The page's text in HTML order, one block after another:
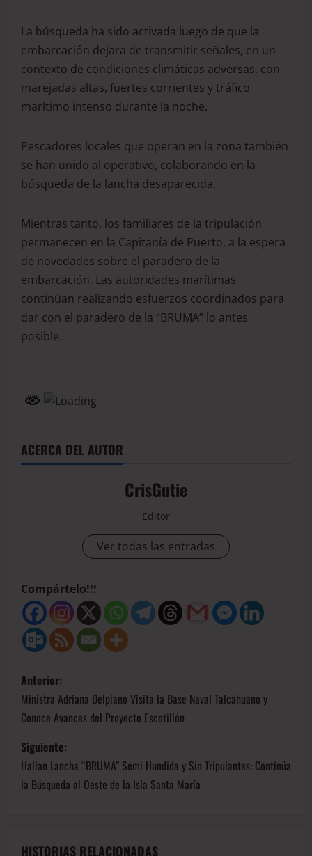
La búsqueda ha sido activada luego de que la
embarcación dejara de transmitir señales, en un
contexto de condiciones climáticas adversas, con
marejadas altas, fuertes corrientes y tráfico
marítimo intenso durante la noche.
Pescadores locales que operan en la zona también
se han unido al operativo, colaborando en la
búsqueda de la lancha desaparecida.
Mientras tanto, los familiares de la tripulación
permanecen en la Capitanía de Puerto, a la espera
de novedades sobre el paradero de la
embarcación. Las autoridades marítimas
continúan realizando esfuerzos coordinados para
dar con el paradero de la “BRUMA” lo antes
posible.
ACERCA DEL AUTOR
CrisGutie
Editor
Ver todas las entradas
Compártelo!!!
Anterior:
Ministra Adriana Delpiano Visita la Base Naval Talcahuano y
Conoce Avances del Proyecto Escotillón
Siguiente:
Hallan Lancha “BRUMA” Semi Hundida y Sin Tripulantes: Continúa
la Búsqueda al Oeste de la Isla Santa María
HISTORIAS RELACIONADAS